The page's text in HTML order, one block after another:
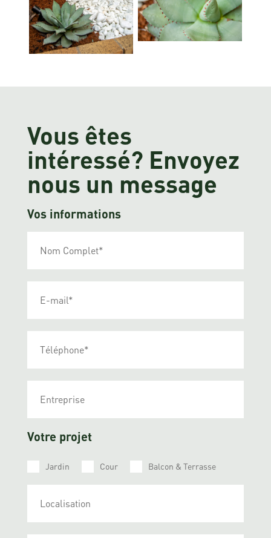
Vous êtes
intéressé? Envoyez
nous un message
Vos informations
Votre projet
Jardin Cour Balcon & Terrasse